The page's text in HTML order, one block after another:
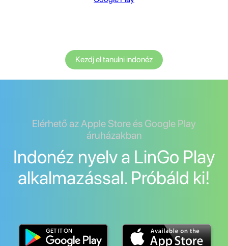
Kezdj el tanulni indonéz
Elérhető az Apple Store és Google Play
áruházakban
Indonéz nyelv a LinGo Play
alkalmazással. Próbáld ki!